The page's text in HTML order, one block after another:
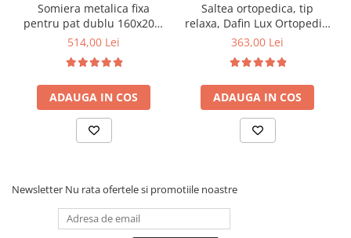
Somiera metalica fixa
pentru pat dublu 160x200,
6 picioare, 32 lamele lemn
saltea ferm, negru
514,00 Lei
ADAUGA IN COS
Saltea ortopedica, tip
relaxa, Dafin Lux Ortopedic,
90x200x21cm, fermitate
tip Bonell, fata vara-iarna,
sistem de aerisire cu
butoni, Salt Confort
363,00 Lei
ADAUGA IN COS
Newsletter Nu rata ofertele si promotiile noastre